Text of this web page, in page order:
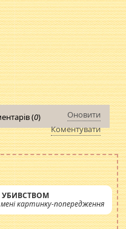
(0)
Оновити
Коментувати
УБИВСТВОМ
мені картинку-попередження